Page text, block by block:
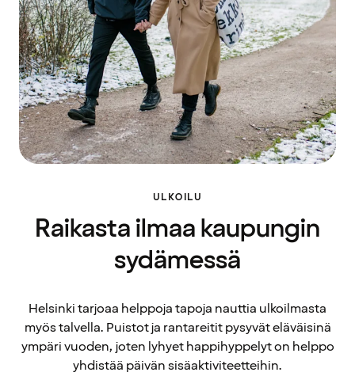
ULKOILU
Raikasta ilmaa kaupungin
sydämessä
Helsinki tarjoaa helppoja tapoja nauttia ulkoilmasta
myös talvella. Puistot ja rantareitit pysyvät eläväisinä
ympäri vuoden, joten lyhyet happihyppelyt on helppo
yhdistää päivän sisäaktiviteetteihin.